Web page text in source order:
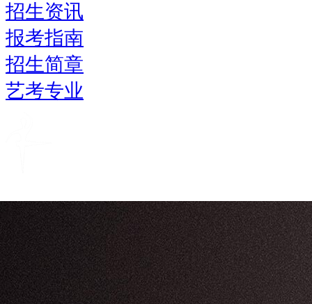
招生资讯
报考指南
招生简章
艺考专业